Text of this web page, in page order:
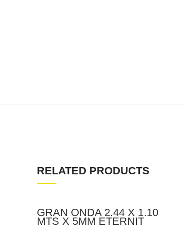
RELATED PRODUCTS
GRAN ONDA 2.44 X 1.10
MTS X 5MM ETERNIT